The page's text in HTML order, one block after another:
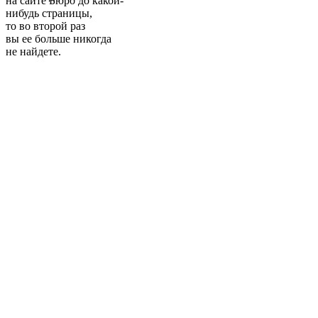
нибудь страницы,
то во второй раз
вы ее больше никогда
не найдете.